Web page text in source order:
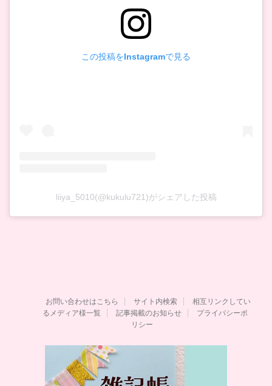
この投稿をInstagramで見る
liiya_5010(@kukulu721)がシェアした投稿
お問い合わせはこちら サイト内検索
相互リンクしてい
るメディア様一覧
記事掲載のお知らせ
プライバシーポ
リシー